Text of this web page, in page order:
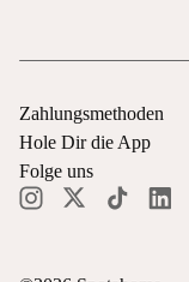
Zahlungsmethoden
Hole Dir die App
Folge uns